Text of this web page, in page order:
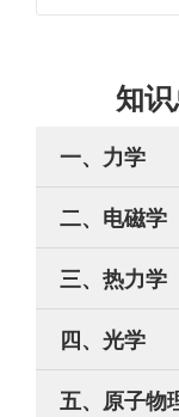
知
一、力学
二、电磁学
三、热力学
四、光学
五、原子物